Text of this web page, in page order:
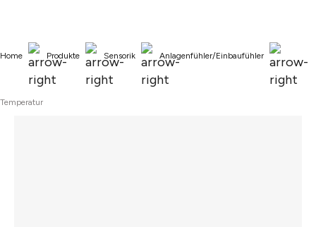
Home Produkte Sensorik Anlagenfühler/Einbaufühler
Temperatur